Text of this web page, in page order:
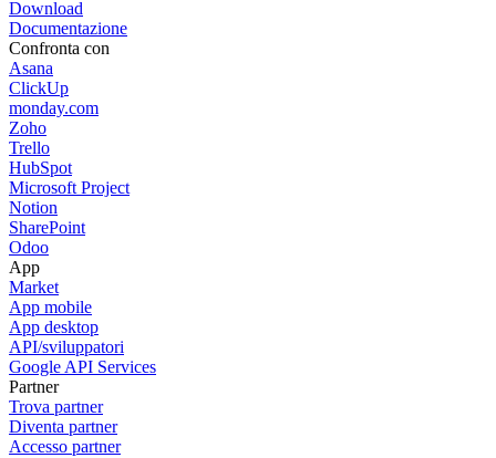
Download
Documentazione
Confronta con
Asana
ClickUp
monday.com
Zoho
Trello
HubSpot
Microsoft Project
Notion
SharePoint
Odoo
App
Market
App mobile
App desktop
API/sviluppatori
Google API Services
Partner
Trova partner
Diventa partner
Accesso partner